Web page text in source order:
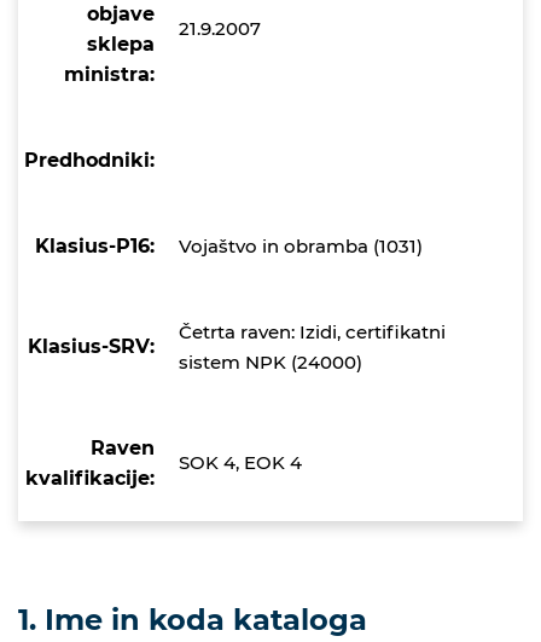
objave
sklepa
ministra:
21.9.2007
Predhodniki:
Klasius-P16: Vojaštvo in obramba (1031)
Klasius-SRV:
Četrta raven: Izidi, certifikatni
sistem NPK (24000)
Raven
kvalifikacije:
SOK 4, EOK 4
1. Ime in koda kataloga